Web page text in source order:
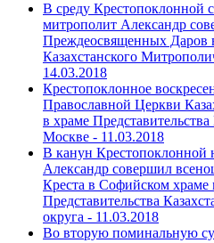
В среду Крестопоклонной
митрополит Александр
Преждеосвященных Даров
Казахстанского
14.03.2018
Крестопоклонное
Православной Церкви
в храме
Москве - 11.03.2018
В канун Крестопоклонной
Александр совершил
Креста в Софийском храме
Представительства
округа - 11.03.2018
Во вторую поминальную